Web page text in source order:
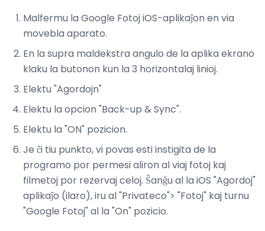
Malfermu la Google Fotoj iOS-aplikaĵon en via
movebla aparato.
En la supra maldekstra angulo de la aplika ekrano
klaku la butonon kun la 3 horizontalaj linioj.
Elektu "Agordojn"
Elektu la opcion "Back-up & Sync".
Elektu la "ON" pozicion.
Je ĉi tiu punkto, vi povas esti instigita de la
programo por permesi aliron al viaj fotoj kaj
filmetoj por rezervaj celoj. Ŝanĝu al la iOS "Agordoj"
aplikaĵo (ilaro), iru al "Privateco"> "Fotoj" kaj turnu
"Google Fotoj" al la "On" pozicio.